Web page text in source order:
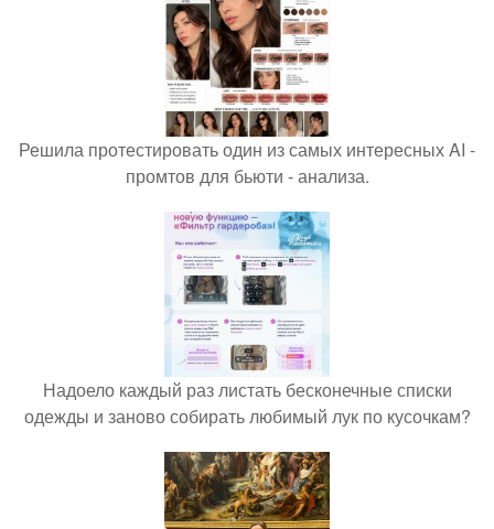
Решила протестировать один из самых интересных AI -
промтов для бьюти - анализа.
Надоело каждый раз листать бесконечные списки
одежды и заново собирать любимый лук по кусочкам?